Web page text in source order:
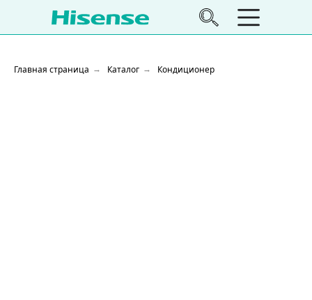
Главная страница → Каталог → Кондиционер